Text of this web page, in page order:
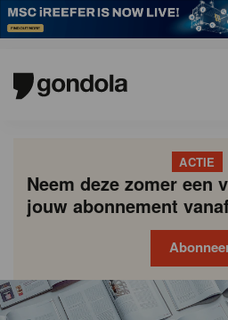
ACTIE
Neem deze zomer een
jouw abonnement
Gondola
academy
Gondola
society